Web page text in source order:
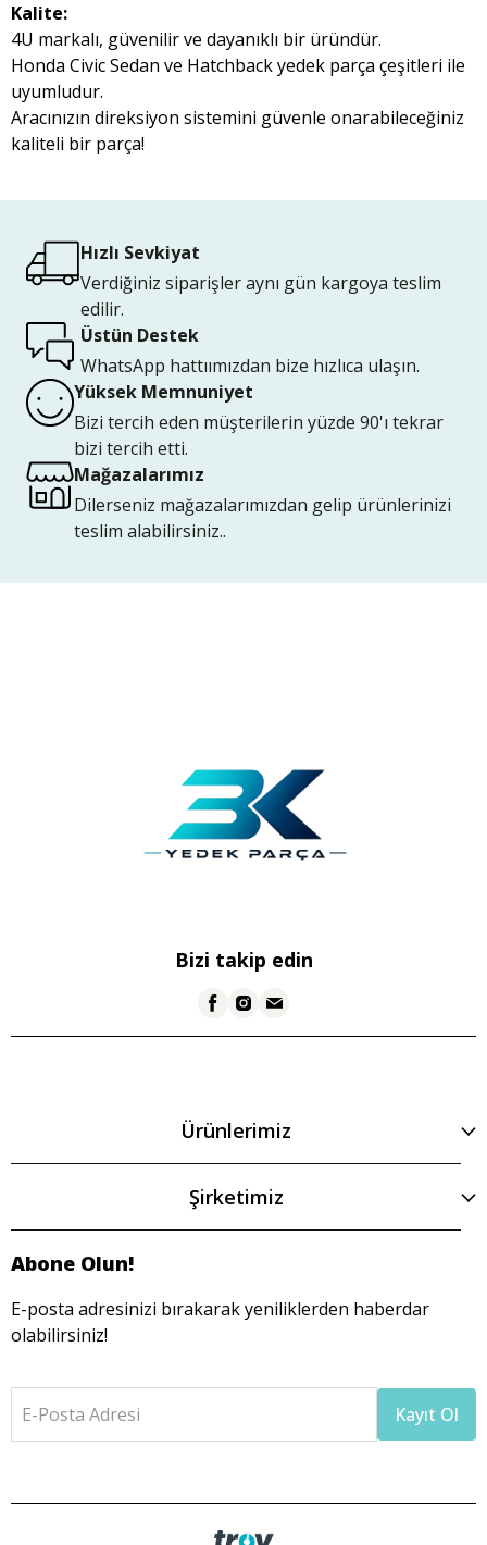
Kalite:
4U markalı, güvenilir ve dayanıklı bir üründür.
Honda Civic Sedan ve Hatchback yedek parça çeşitleri ile
uyumludur.
Aracınızın direksiyon sistemini güvenle onarabileceğiniz
kaliteli bir parça!
Hızlı Sevkiyat
Verdiğiniz siparişler aynı gün kargoya teslim
edilir.
Üstün Destek
WhatsApp hattıımızdan bize hızlıca ulaşın.
Yüksek Memnuniyet
Bizi tercih eden müşterilerin yüzde 90'ı tekrar
bizi tercih etti.
Mağazalarımız
Dilerseniz mağazalarımızdan gelip ürünlerinizi
teslim alabilirsiniz..
Bizi takip edin
Ürünlerimiz
Şirketimiz
Abone Olun!
E-posta adresinizi bırakarak yeniliklerden haberdar
olabilirsiniz!
E-Posta Adresi Kayıt Ol